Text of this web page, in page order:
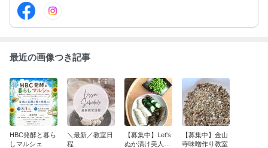
ディネート】
最近の画像つき記事
HBC発酵と暮ら
しマルシェ
＼最新／教室日
程
【募集中】Let's
ぬか漬け美人
【募集中】金山
寺味噌作り教室